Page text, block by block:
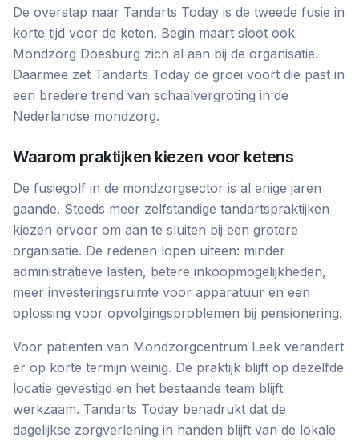
De overstap naar Tandarts Today is de tweede fusie in
korte tijd voor de keten. Begin maart sloot ook
Mondzorg Doesburg zich al aan bij de organisatie.
Daarmee zet Tandarts Today de groei voort die past in
een bredere trend van schaalvergroting in de
Nederlandse mondzorg.
Waarom praktijken kiezen voor ketens
De fusiegolf in de mondzorgsector is al enige jaren
gaande. Steeds meer zelfstandige tandartspraktijken
kiezen ervoor om aan te sluiten bij een grotere
organisatie. De redenen lopen uiteen: minder
administratieve lasten, betere inkoopmogelijkheden,
meer investeringsruimte voor apparatuur en een
oplossing voor opvolgingsproblemen bij pensionering.
Voor patienten van Mondzorgcentrum Leek verandert
er op korte termijn weinig. De praktijk blijft op dezelfde
locatie gevestigd en het bestaande team blijft
werkzaam. Tandarts Today benadrukt dat de
dagelijkse zorgverlening in handen blijft van de lokale